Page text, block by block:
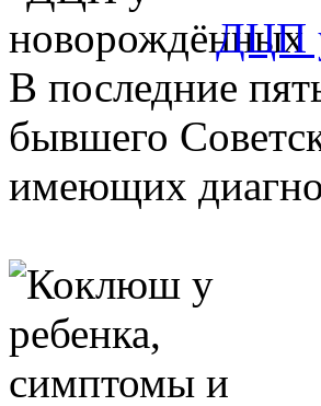
ДЦП
В последние
бывшего
имеющих